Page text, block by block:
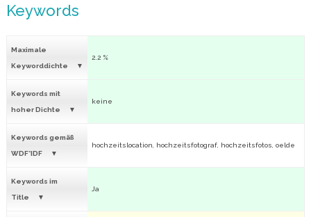
Keywords
Maximale
Keyworddichte
2.2 %
Keywords mit
hoher Dichte
keine
Keywords gemäß
WDF*IDF
hochzeitslocation, hochzeitsfotograf, hochzeitsfotos, oelde
Keywords im
Title
Ja